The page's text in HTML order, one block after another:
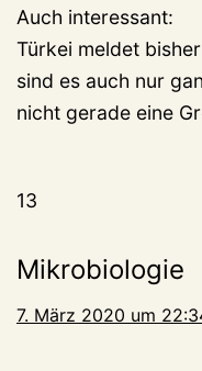
Auch interessant:
Türkei meldet
sind es auch nur
nicht gerade eine
13
Mikrobiologie
7. März 2020 um